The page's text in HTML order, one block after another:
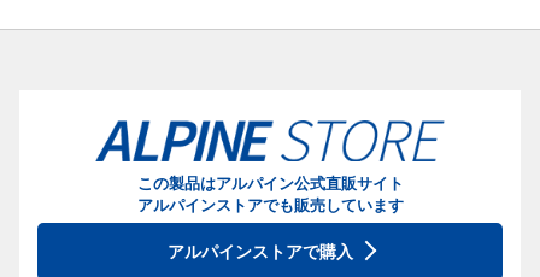
この製品はアルパイン公式直販サイト
アルパインストアでも販売しています
アルパインストアで購入